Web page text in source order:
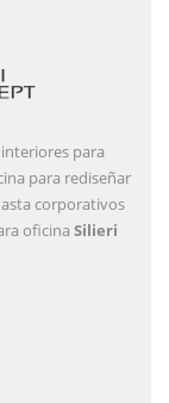
para
para rediseñar
corporativos
oficina Silieri